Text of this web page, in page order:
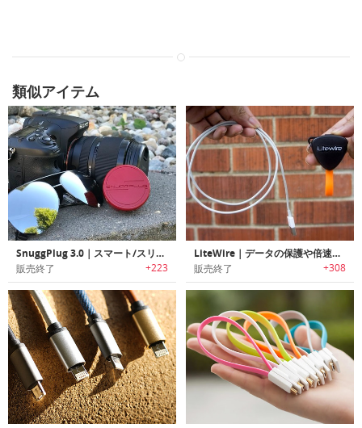
類似アイテム
SnuggPlug 3.0｜スマート/スリムデザインのマルチUSBウォールチャージャー「スナッグプラグ3.0」
販売終了 +223
LiteWire｜データの保護や倍速充電が可能なコンパクトケーブル「ライトワイヤー」
販売終了 +308